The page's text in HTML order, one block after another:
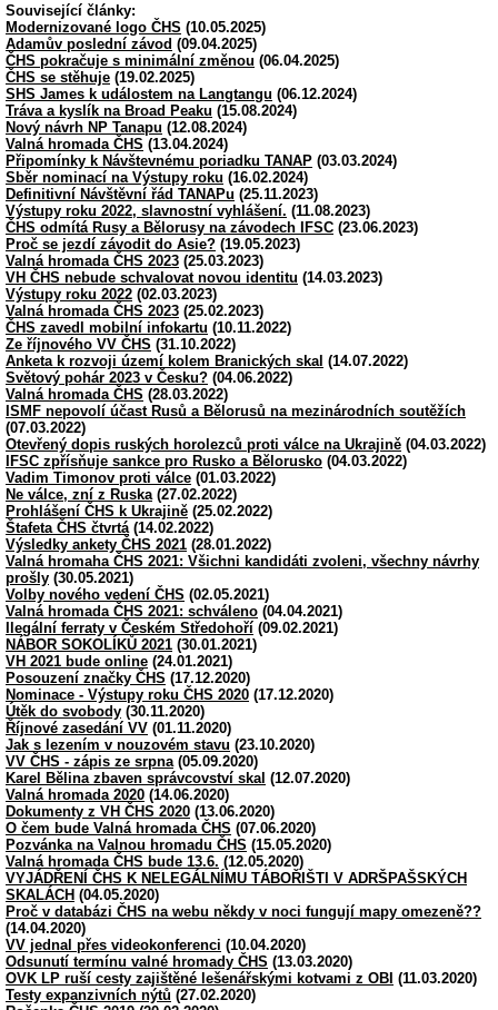
Související články:
Modernizované logo ČHS (10.05.2025)
Adamův poslední závod (09.04.2025)
ČHS pokračuje s minimální změnou (06.04.2025)
ČHS se stěhuje (19.02.2025)
SHS James k událostem na Langtangu (06.12.2024)
Tráva a kyslík na Broad Peaku (15.08.2024)
Nový návrh NP Tanapu (12.08.2024)
Valná hromada ČHS (13.04.2024)
Připomínky k Návštevnému poriadku TANAP (03.03.2024)
Sběr nominací na Výstupy roku (16.02.2024)
Definitivní Návštěvní řád TANAPu (25.11.2023)
Výstupy roku 2022, slavnostní vyhlášení. (11.08.2023)
ČHS odmítá Rusy a Bělorusy na závodech IFSC (23.06.2023)
Proč se jezdí závodit do Asie? (19.05.2023)
Valná hromada ČHS 2023 (25.03.2023)
VH ČHS nebude schvalovat novou identitu (14.03.2023)
Výstupy roku 2022 (02.03.2023)
Valná hromada ČHS 2023 (25.02.2023)
ČHS zavedl mobilní infokartu (10.11.2022)
Ze říjnového VV ČHS (31.10.2022)
Anketa k rozvoji území kolem Branických skal (14.07.2022)
Světový pohár 2023 v Česku? (04.06.2022)
Valná hromada ČHS (28.03.2022)
ISMF nepovolí účast Rusů a Bělorusů na mezinárodních soutěžích
(07.03.2022)
Otevřený dopis ruských horolezců proti válce na Ukrajině (04.03.2022)
IFSC zpřísňuje sankce pro Rusko a Bělorusko (04.03.2022)
Vadim Timonov proti válce (01.03.2022)
Ne válce, zní z Ruska (27.02.2022)
Prohlášení ČHS k Ukrajině (25.02.2022)
Štafeta ČHS čtvrtá (14.02.2022)
Výsledky ankety ČHS 2021 (28.01.2022)
Valná hromaha ČHS 2021: Všichni kandidáti zvoleni, všechny návrhy
prošly (30.05.2021)
Volby nového vedení ČHS (02.05.2021)
Valná hromada ČHS 2021: schváleno (04.04.2021)
Ilegální ferraty v Českém Středohoří (09.02.2021)
NÁBOR SOKOLÍKŮ 2021 (30.01.2021)
VH 2021 bude online (24.01.2021)
Posouzení značky ČHS (17.12.2020)
Nominace - Výstupy roku ČHS 2020 (17.12.2020)
Útěk do svobody (30.11.2020)
Říjnové zasedání VV (01.11.2020)
Jak s lezením v nouzovém stavu (23.10.2020)
VV ČHS - zápis ze srpna (05.09.2020)
Karel Bělina zbaven správcovství skal (12.07.2020)
Valná hromada 2020 (14.06.2020)
Dokumenty z VH ČHS 2020 (13.06.2020)
O čem bude Valná hromada ČHS (07.06.2020)
Pozvánka na Valnou hromadu ČHS (15.05.2020)
Valná hromada ČHS bude 13.6. (12.05.2020)
VYJÁDŘENÍ ČHS K NELEGÁLNÍMU TÁBOŘIŠTI V ADRŠPAŠSKÝCH
SKALÁCH (04.05.2020)
Proč v databázi ČHS na webu někdy v noci fungují mapy omezeně??
(14.04.2020)
VV jednal přes videokonferenci (10.04.2020)
Odsunutí termínu valné hromady ČHS (13.03.2020)
OVK LP ruší cesty zajištěné lešenářskými kotvami z OBI (11.03.2020)
Testy expanzivních nýtů (27.02.2020)